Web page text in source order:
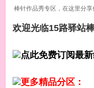
棒针作品秀专区，在这里分
欢迎光临15路驿站
点此免费订阅最
更多精品分区：